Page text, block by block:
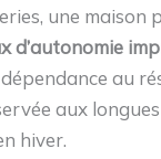
une maison
d’autonomie
dépendance au
aux
hiver.